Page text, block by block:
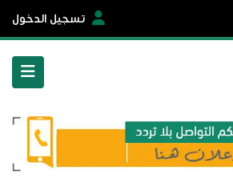
تسجيل الدخول